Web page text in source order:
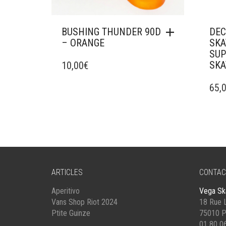
BUSHING THUNDER 90D
– ORANGE
10,00€
SUR
LA
PAGE
DU
ARTICLES
Aperitivo
Vans Shop Riot 2024
Ptite Guinze
Vega
18 Rue
75010
01 80